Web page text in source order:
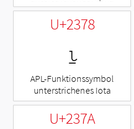
U+2378
⍸
APL-Funktionssymbol
unterstrichenes Iota
U+237A